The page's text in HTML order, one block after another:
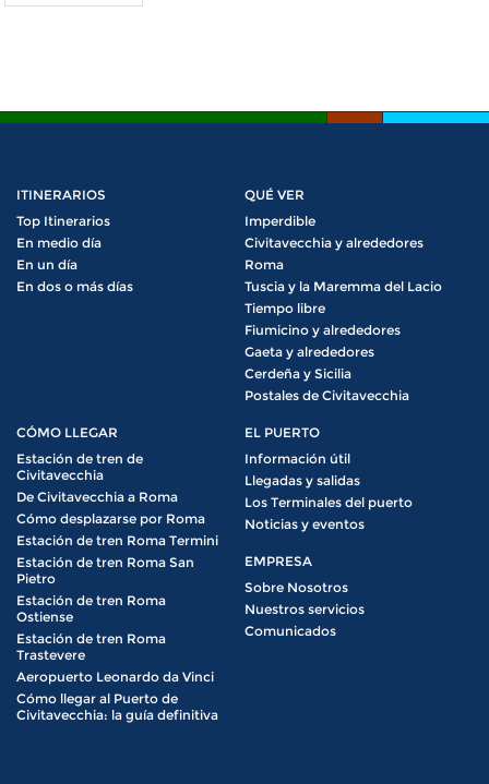
ITINERARIOS
Top Itinerarios
En medio día
En un día
En dos o más días
QUÉ VER
Imperdible
Civitavecchia y alrededores
Roma
Tuscia y la Maremma del Lacio
Tiempo libre
Fiumicino y alrededores
Gaeta y alrededores
Cerdeña y Sicilia
Postales de Civitavecchia
CÓMO LLEGAR
Estación de tren de
Civitavecchia
De Civitavecchia a Roma
Cómo desplazarse por Roma
Estación de tren Roma Termini
Estación de tren Roma San
Pietro
Estación de tren Roma
Ostiense
Estación de tren Roma
Trastevere
Aeropuerto Leonardo da Vinci
Cómo llegar al Puerto de
Civitavecchia: la guía definitiva
EL PUERTO
Información útil
Llegadas y salidas
Los Terminales del puerto
Noticias y eventos
EMPRESA
Sobre Nosotros
Nuestros servicios
Comunicados